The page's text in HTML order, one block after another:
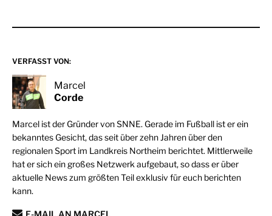
VERFASST VON:
Marcel
Corde
Marcel ist der Gründer von SNNE. Gerade im Fußball ist er ein
bekanntes Gesicht, das seit über zehn Jahren über den
regionalen Sport im Landkreis Northeim berichtet. Mittlerweile
hat er sich ein großes Netzwerk aufgebaut, so dass er über
aktuelle News zum größten Teil exklusiv für euch berichten
kann.